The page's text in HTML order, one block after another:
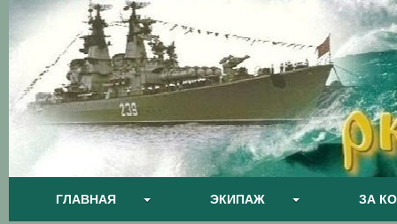
ГЛАВНАЯ ЭКИПАЖ ЗА